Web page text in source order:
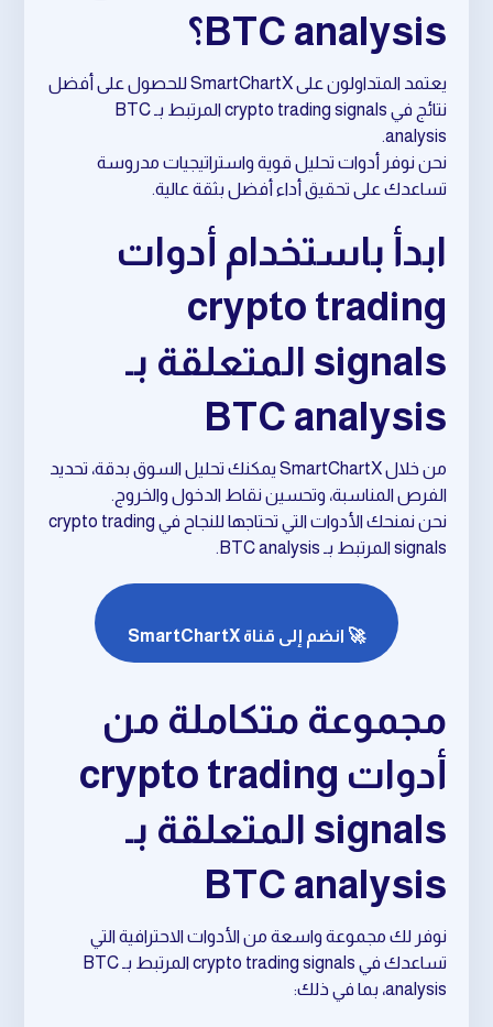
BTC analysis؟
يعتمد المتداولون على SmartChartX للحصول على أفضل
نتائج في crypto trading signals المرتبط بـ BTC
analysis.
نحن نوفر أدوات تحليل قوية واستراتيجيات مدروسة
تساعدك على تحقيق أداء أفضل بثقة عالية.
ابدأ باستخدام أدوات
crypto trading
signals المتعلقة بـ
BTC analysis
من خلال SmartChartX يمكنك تحليل السوق بدقة، تحديد
الفرص المناسبة، وتحسين نقاط الدخول والخروج.
نحن نمنحك الأدوات التي تحتاجها للنجاح في crypto trading
signals المرتبط بـ BTC analysis.
🚀 انضم إلى قناة SmartChartX
مجموعة متكاملة من
أدوات crypto trading
signals المتعلقة بـ
BTC analysis
نوفر لك مجموعة واسعة من الأدوات الاحترافية التي
تساعدك في crypto trading signals المرتبط بـ BTC
analysis، بما في ذلك: